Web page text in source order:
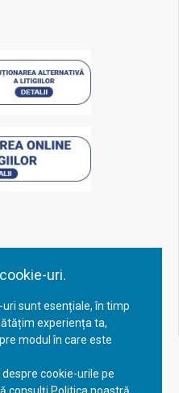
uri.
sunt esențiale, în timp
experiența ta,
modul în care este
cookie-urile pe